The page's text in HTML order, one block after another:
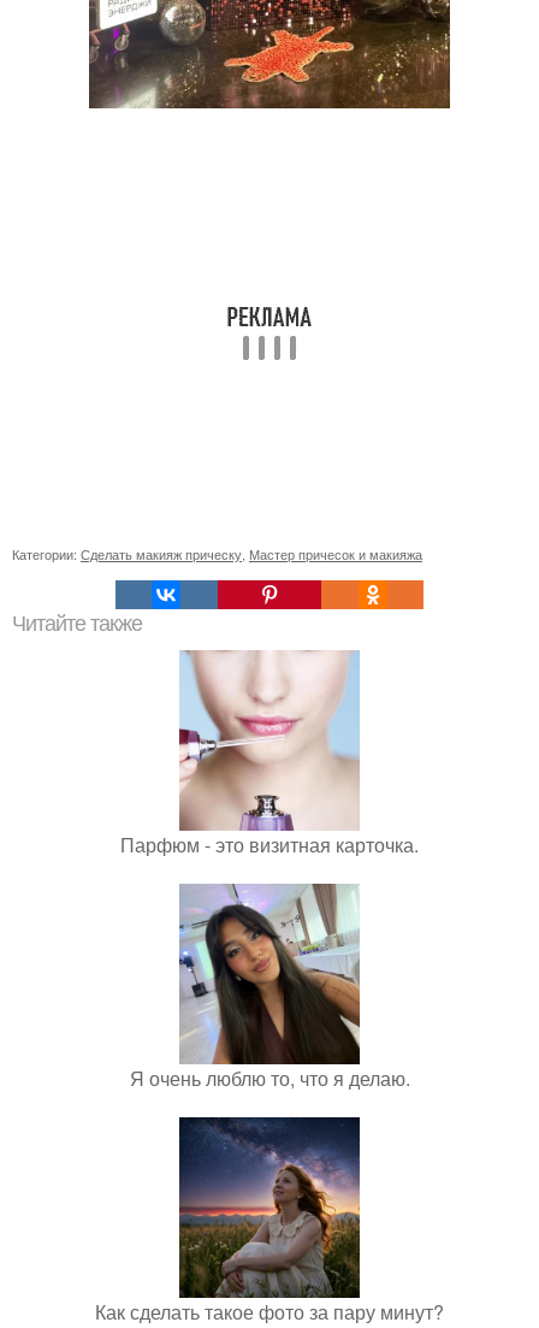
Категории: Сделать макияж прическу, Мастер причесок и макияжа
Читайте также
Парфюм - это визитная карточка.
Я очень люблю то, что я делаю.
Как сделать такое фото за пару минут?